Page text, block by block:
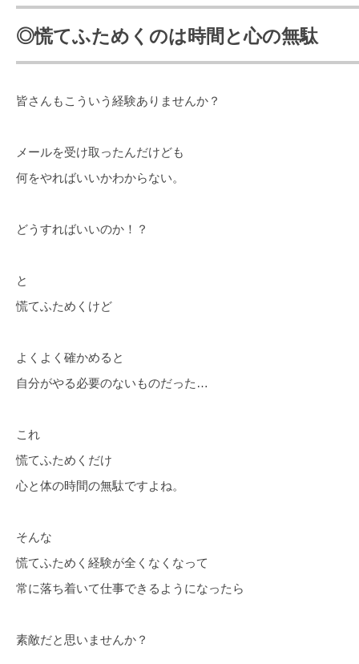
◎慌てふためくのは時間と心の無駄
皆さんもこういう経験ありませんか？
メールを受け取ったんだけども
何をやればいいかわからない。
どうすればいいのか！？
と
慌てふためくけど
よくよく確かめると
自分がやる必要のないものだった…
これ
慌てふためくだけ
心と体の時間の無駄ですよね。
そんな
慌てふためく経験が全くなくなって
常に落ち着いて仕事できるようになったら
素敵だと思いませんか？